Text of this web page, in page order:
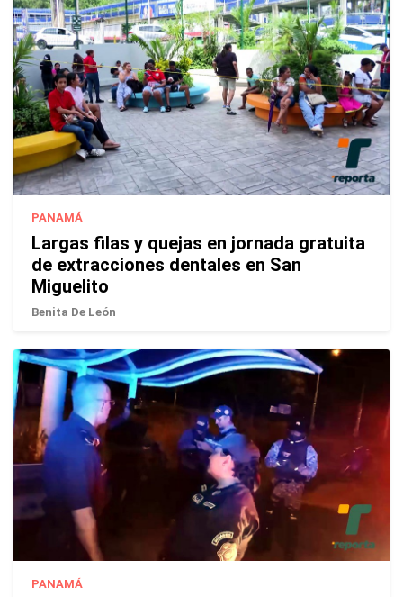
PANAMÁ
Largas filas y quejas en jornada gratuita
de extracciones dentales en San
Miguelito
Benita De León
PANAMÁ